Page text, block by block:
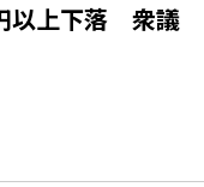
以上下落 衆議